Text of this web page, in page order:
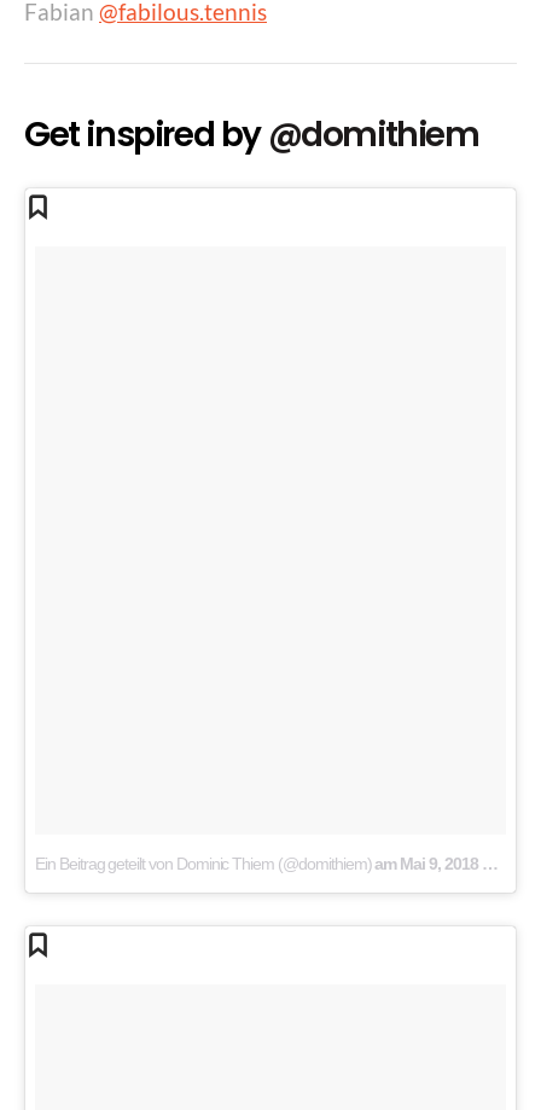
Fabian @fabilous.tennis
Get inspired by@domithiem
Ein Beitrag geteilt von Dominic Thiem (@domithiem)amMai 9, 2018 um 9:45 PDT